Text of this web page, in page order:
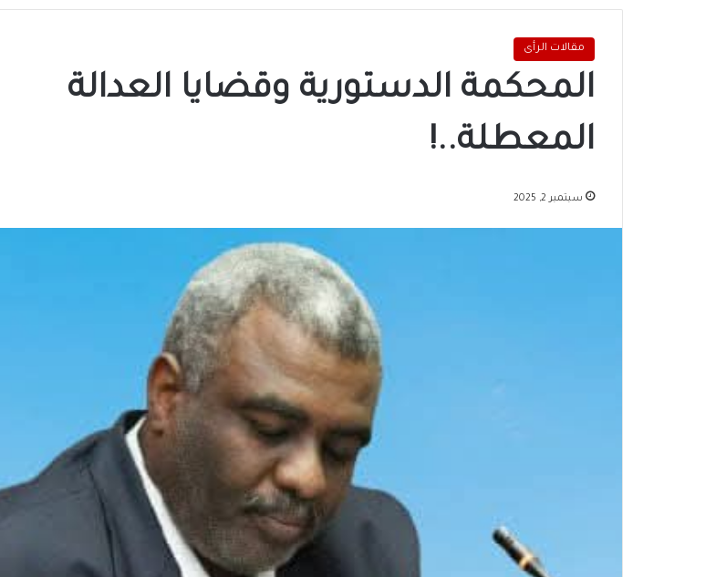
مقالات الرأى
المحكمة الدستورية وقضايا العدالة
المعطلة..!
سبتمبر 2, 2025